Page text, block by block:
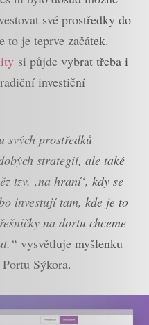
své prostředky do
to je teprve začátek.
si půjde vybrat třeba i
investiční
svých prostředků
strategií, ale také
tzv. ‚na hraní‘, kdy se
investují tam, kde je to
na dortu chceme
vysvětluje myšlenku
Sýkora.